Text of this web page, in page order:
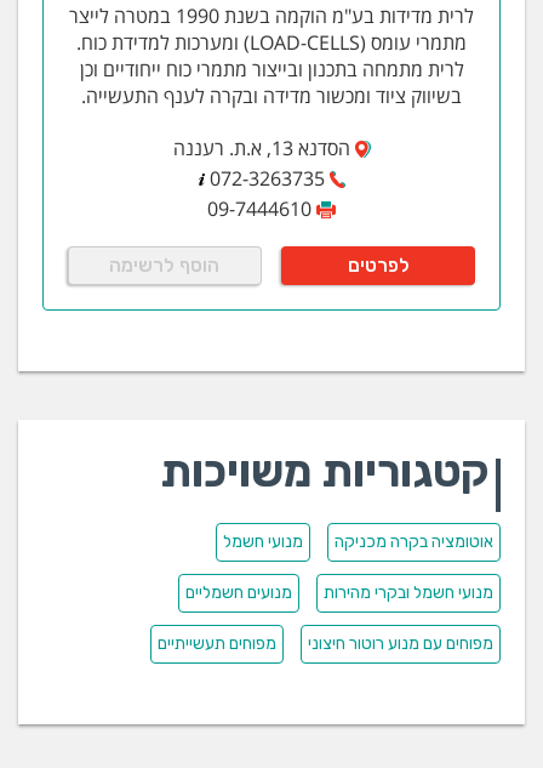
לרית מדידות בע"מ הוקמה בשנת 1990 במטרה לייצר
מתמרי עומס (LOAD-CELLS) ומערכות למדידת כוח.
לרית מתמחה בתכנון ובייצור מתמרי כוח ייחודיים וכן
בשיווק ציוד ומכשור מדידה ובקרה לענף התעשייה.
הסדנא 13, א.ת. רעננה
072-3263735
09-7444610
לפרטים הוסף לרשימה
קטגוריות משויכות
אוטומציה בקרה מכניקה מנועי חשמל
מנועי חשמל ובקרי מהירות מנועים חשמליים
מפוחים עם מנוע רוטור חיצוני מפוחים תעשייתיים